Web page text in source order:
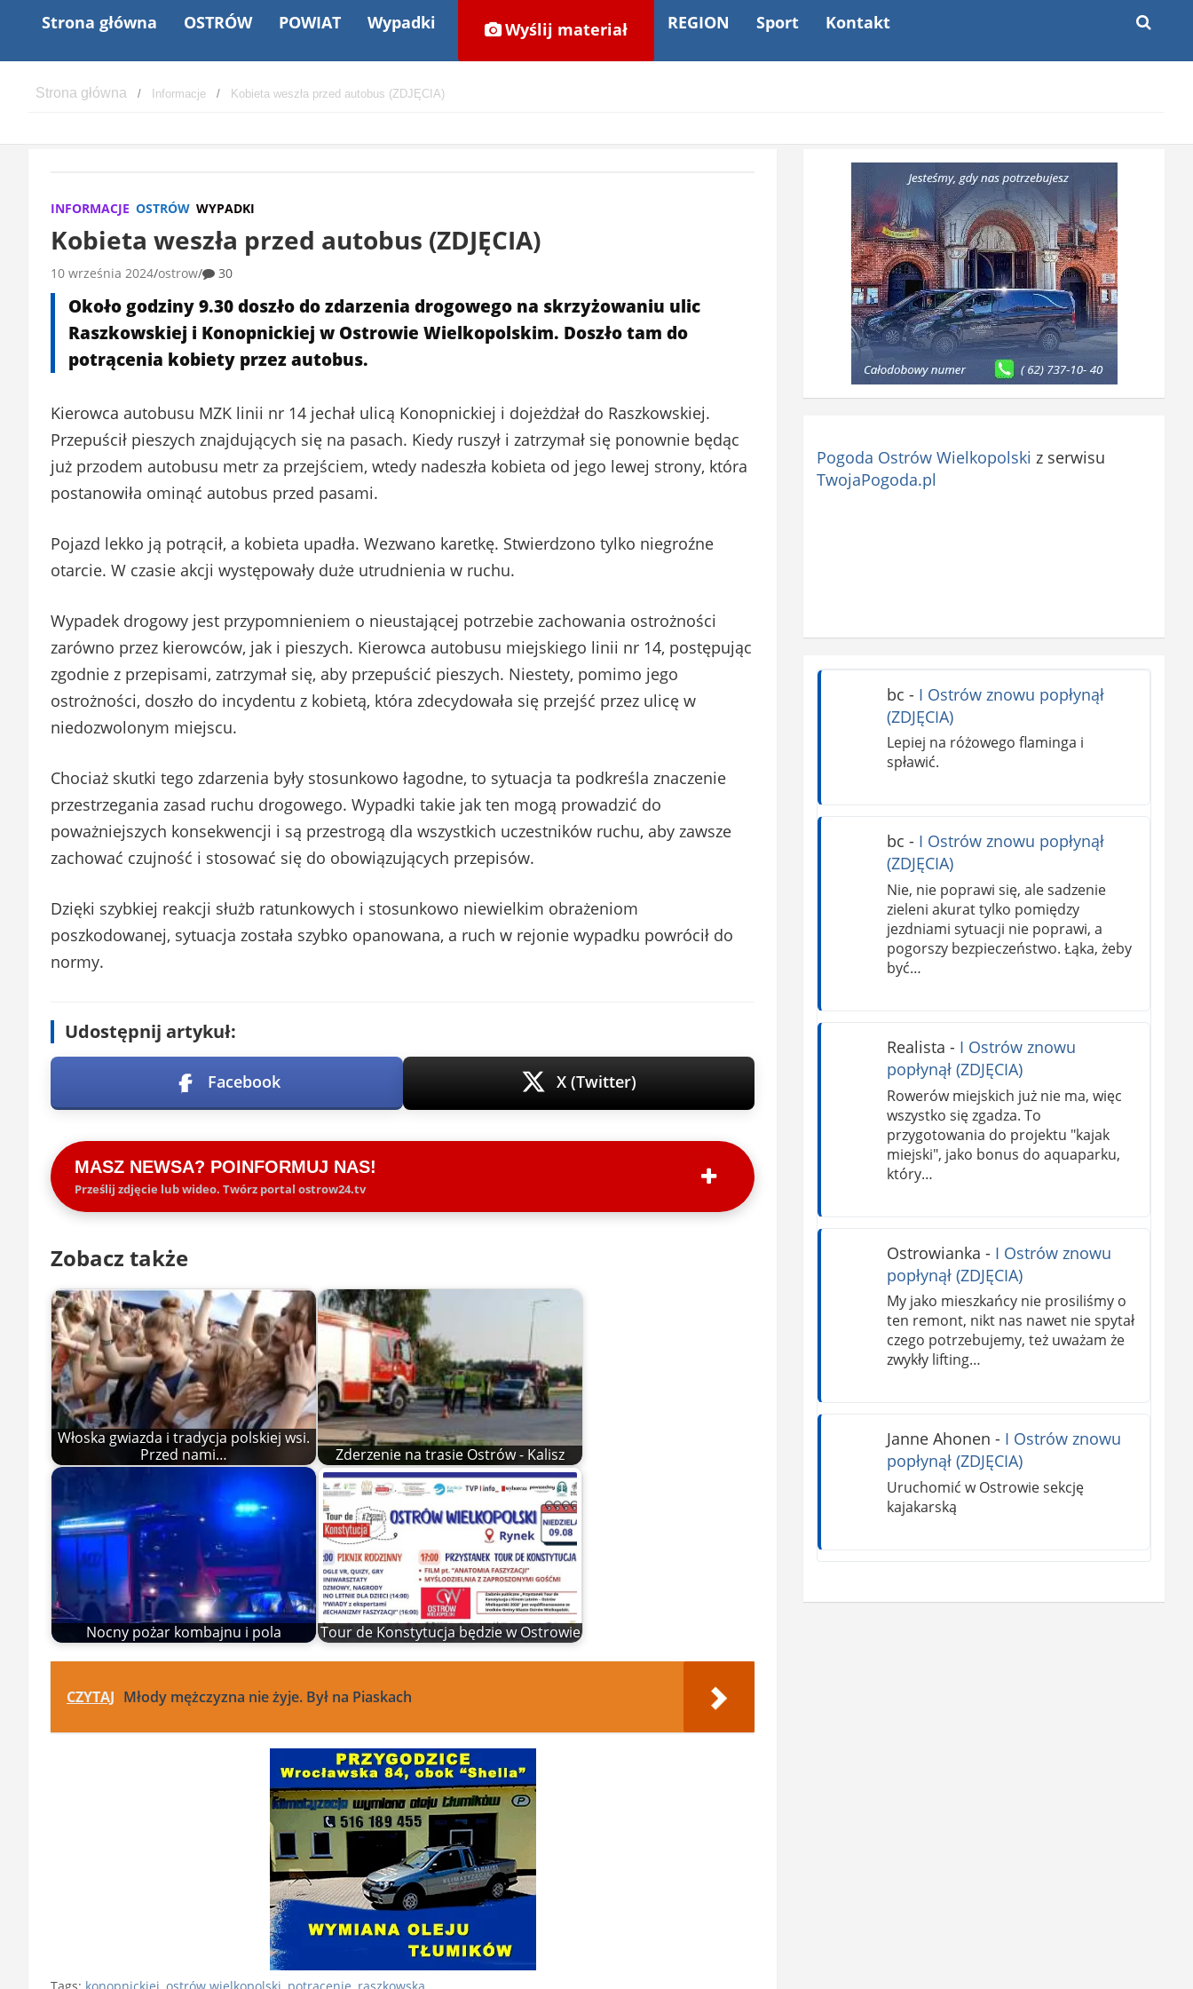
Strona główna OSTRÓW POWIAT Wypadki Wyślij materiał REGION Sport Kontakt
Informacje Kobieta weszła przed autobus (ZDJĘCIA)
INFORMACJE OSTRÓW WYPADKI
Kobieta weszła przed autobus (ZDJĘCIA)
10 września 2024 ostrow 30
Około godziny 9.30 doszło do zdarzenia drogowego na skrzyżowaniu ulic
Raszkowskiej i Konopnickiej w Ostrowie Wielkopolskim. Doszło tam do
potrącenia kobiety przez autobus.
Kierowca autobusu MZK linii nr 14 jechał ulicą Konopnickiej i dojeżdżał do Raszkowskiej.
Przepuścił pieszych znajdujących się na pasach. Kiedy ruszył i zatrzymał się ponownie będąc
już przodem autobusu metr za przejściem, wtedy nadeszła kobieta od jego lewej strony, która
postanowiła ominąć autobus przed pasami.
Pojazd lekko ją potrącił, a kobieta upadła. Wezwano karetkę. Stwierdzono tylko niegroźne
otarcie. W czasie akcji występowały duże utrudnienia w ruchu.
Wypadek drogowy jest przypomnieniem o nieustającej potrzebie zachowania ostrożności
zarówno przez kierowców, jak i pieszych. Kierowca autobusu miejskiego linii nr 14, postępując
zgodnie z przepisami, zatrzymał się, aby przepuścić pieszych. Niestety, pomimo jego
ostrożności, doszło do incydentu z kobietą, która zdecydowała się przejść przez ulicę w
niedozwolonym miejscu.
Chociaż skutki tego zdarzenia były stosunkowo łagodne, to sytuacja ta podkreśla znaczenie
przestrzegania zasad ruchu drogowego. Wypadki takie jak ten mogą prowadzić do
poważniejszych konsekwencji i są przestrogą dla wszystkich uczestników ruchu, aby zawsze
zachować czujność i stosować się do obowiązujących przepisów.
Dzięki szybkiej reakcji służb ratunkowych i stosunkowo niewielkim obrażeniom
poszkodowanej, sytuacja została szybko opanowana, a ruch w rejonie wypadku powrócił do
normy.
Udostępnij artykuł:
Facebook X (Twitter)
MASZ NEWSA? POINFORMUJ NAS!
Prześlij zdjęcie lub wideo. Twórz portal ostrow24.tv
Zobacz także
Włoska gwiazda i tradycja polskiej wsi.
Przed nami…
Zderzenie na trasie Ostrów - Kalisz
Nocny pożar kombajnu i pola Tour de Konstytucja będzie w Ostrowie
CZYTAJ Młody mężczyzna nie żyje. Był na Piaskach
Pogoda Ostrów Wielkopolski z serwisu
TwojaPogoda.pl
bc - I Ostrów znowu popłynął
(ZDJĘCIA)
Lepiej na różowego flaminga i
spławić.
bc - I Ostrów znowu popłynął
(ZDJĘCIA)
Nie, nie poprawi się, ale sadzenie
zieleni akurat tylko pomiędzy
jezdniami sytuacji nie poprawi, a
pogorszy bezpieczeństwo. Łąka, żeby
być…
Realista - I Ostrów znowu
popłynął (ZDJĘCIA)
Rowerów miejskich już nie ma, więc
wszystko się zgadza. To
przygotowania do projektu "kajak
miejski", jako bonus do aquaparku,
który…
Ostrowianka - I Ostrów znowu
popłynął (ZDJĘCIA)
My jako mieszkańcy nie prosiliśmy o
ten remont, nikt nas nawet nie spytał
czego potrzebujemy, też uważam że
zwykły lifting…
Janne Ahonen - I Ostrów znowu
popłynął (ZDJĘCIA)
Uruchomić w Ostrowie sekcję
kajakarską